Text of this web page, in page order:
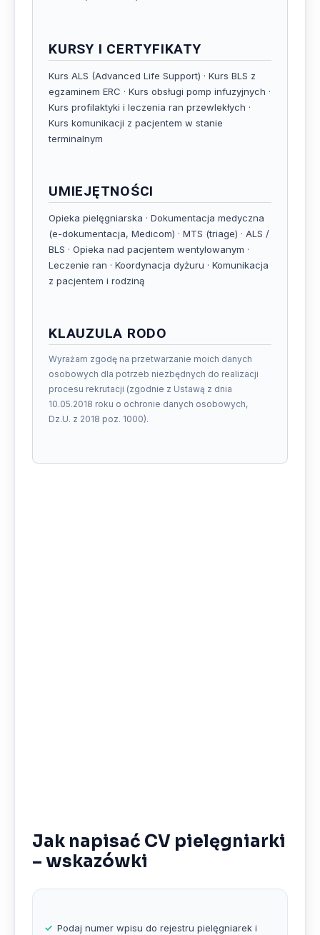
KURSY I CERTYFIKATY
Kurs ALS (Advanced Life Support) · Kurs BLS z
egzaminem ERC · Kurs obsługi pomp infuzyjnych ·
Kurs profilaktyki i leczenia ran przewlekłych ·
Kurs komunikacji z pacjentem w stanie
terminalnym
UMIEJĘTNOŚCI
Opieka pielęgniarska · Dokumentacja medyczna
(e-dokumentacja, Medicom) · MTS (triage) · ALS /
BLS · Opieka nad pacjentem wentylowanym ·
Leczenie ran · Koordynacja dyżuru · Komunikacja
z pacjentem i rodziną
KLAUZULA RODO
Wyrażam zgodę na przetwarzanie moich danych
osobowych dla potrzeb niezbędnych do realizacji
procesu rekrutacji (zgodnie z Ustawą z dnia
10.05.2018 roku o ochronie danych osobowych,
Dz.U. z 2018 poz. 1000).
Jak napisać CV pielęgniarki
– wskazówki
Podaj numer wpisu do rejestru pielęgniarek i